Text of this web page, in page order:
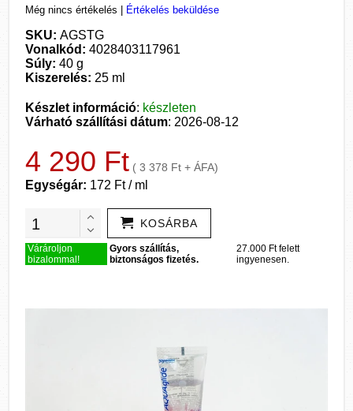
Még nincs értékelés Értékelés beküldése
SKU: AGSTG
Vonalkód: 4028403117961
Súly: 40 g
Kiszerelés: 25 ml
Készlet információ: készleten
Várható szállítási dátum: 2026-08-12
4 290 Ft ( 3 378 Ft + ÁFA)
Egységár: 172 Ft / ml
KOSÁRBA
Várároljon
bizalommal!
Gyors szállítás,
biztonságos fizetés.
27.000 Ft felett
ingyenesen.